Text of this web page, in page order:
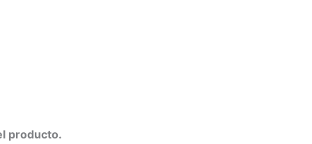
producto.